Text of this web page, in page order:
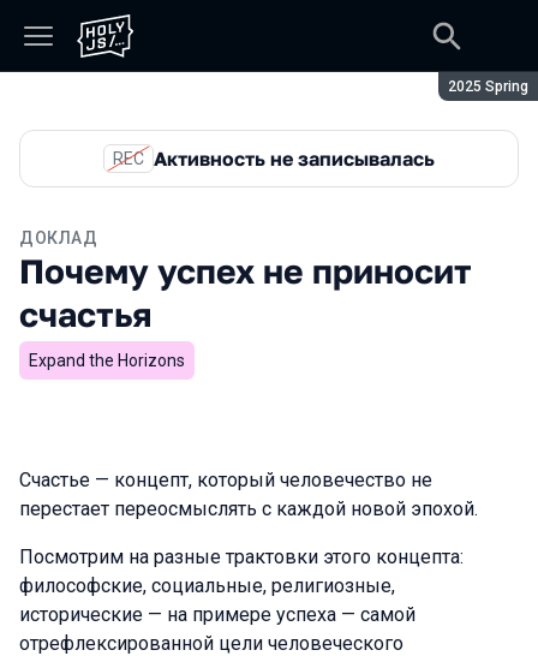
Сезон:
2025 Spring
REC Активность не записывалась
ДОКЛАД
Почему успех не приносит
счастья
Expand the Horizons
Счастье — концепт, который человечество не
перестает переосмыслять с каждой новой эпохой.
Посмотрим на разные трактовки этого концепта:
философские, социальные, религиозные,
исторические — на примере успеха — самой
отрефлексированной цели человеческого